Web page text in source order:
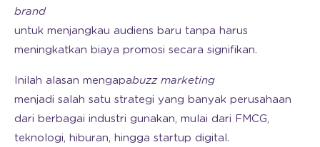
brand
untuk menjangkau audiens baru tanpa harus
meningkatkan biaya promosi secara signifikan.
Inilah alasan mengapabuzz marketing
menjadi salah satu strategi yang banyak perusahaan
dari berbagai industri gunakan, mulai dari FMCG,
teknologi, hiburan, hingga startup digital.